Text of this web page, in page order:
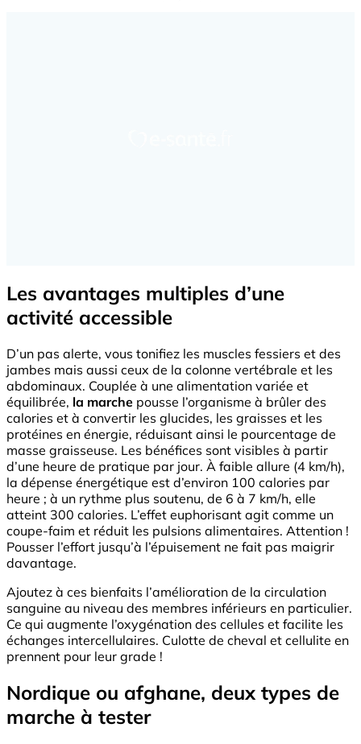
Les avantages multiples d’une
activité accessible
D’un pas alerte, vous tonifiez les muscles fessiers et des
jambes mais aussi ceux de la colonne vertébrale et les
abdominaux. Couplée à une alimentation variée et
équilibrée, la marche pousse l’organisme à brûler des
calories et à convertir les glucides, les graisses et les
protéines en énergie, réduisant ainsi le pourcentage de
masse graisseuse. Les bénéfices sont visibles à partir
d’une heure de pratique par jour. À faible allure (4 km/h),
la dépense énergétique est d’environ 100 calories par
heure ; à un rythme plus soutenu, de 6 à 7 km/h, elle
atteint 300 calories. L’effet euphorisant agit comme un
coupe-faim et réduit les pulsions alimentaires. Attention !
Pousser l’effort jusqu’à l’épuisement ne fait pas maigrir
davantage.
Ajoutez à ces bienfaits l’amélioration de la circulation
sanguine au niveau des membres inférieurs en particulier.
Ce qui augmente l’oxygénation des cellules et facilite les
échanges intercellulaires. Culotte de cheval et cellulite en
prennent pour leur grade !
Nordique ou afghane, deux types de
marche à tester